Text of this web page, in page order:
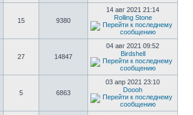
15 9380
14 авг 2021 21:14
Rolling Stone
27 14847
04 авг 2021 09:52
Birdshell
5 6863
03 апр 2021 23:10
Doooh